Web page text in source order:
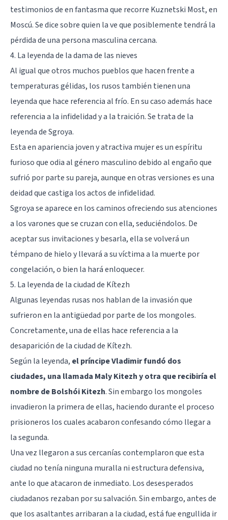
testimonios de en fantasma que recorre Kuznetski Most, en
Moscú. Se dice sobre quien la ve que posiblemente tendrá la
pérdida de una persona masculina cercana.
4. La leyenda de la dama de las nieves
Al igual que otros muchos pueblos que hacen frente a
temperaturas gélidas, los rusos también tienen una
leyenda que hace referencia al frío. En su caso además hace
referencia a la infidelidad y a la traición. Se trata de la
leyenda de Sgroya.
Esta en apariencia joven y atractiva mujer es un espíritu
furioso que odia al género masculino debido al engaño que
sufrió por parte su pareja, aunque en otras versiones es una
deidad que castiga los actos de infidelidad.
Sgroya se aparece en los caminos ofreciendo sus atenciones
a los varones que se cruzan con ella, seduciéndolos. De
aceptar sus invitaciones y besarla, ella se volverá un
témpano de hielo y llevará a su víctima a la muerte por
congelación, o bien la hará enloquecer.
5. La leyenda de la ciudad de Kítezh
Algunas leyendas rusas nos hablan de la invasión que
sufrieron en la antigüedad por parte de los mongoles.
Concretamente, una de ellas hace referencia a la
desaparición de la ciudad de Kítezh.
Según la leyenda, el príncipe Vladimir fundó dos
ciudades, una llamada Maly Kitezh y otra que recibiría el
nombre de Bolshói Kitezh. Sin embargo los mongoles
invadieron la primera de ellas, haciendo durante el proceso
prisioneros los cuales acabaron confesando cómo llegar a
la segunda.
Una vez llegaron a sus cercanías contemplaron que esta
ciudad no tenía ninguna muralla ni estructura defensiva,
ante lo que atacaron de inmediato. Los desesperados
ciudadanos rezaban por su salvación. Sin embargo, antes de
que los asaltantes arribaran a la ciudad, está fue engullida ir